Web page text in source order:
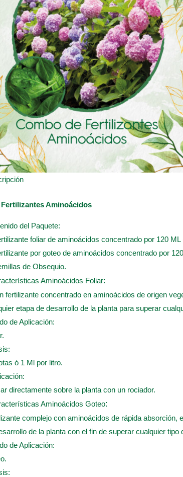
Aminoácidos
del Paquete:
foliar de aminoácidos concentrado por 120 ML
por goteo de aminoácidos concentrado por
de Obsequio.
Aminoácidos Foliar:
fertilizante concentrado en aminoácidos de origen
etapa de desarrollo de la planta para superar
de Aplicación:
ó 1 Ml por litro.
directamente sobre la planta con un rociador.
Aminoácidos Goteo:
complejo con aminoácidos de rápida
de la planta con el fin de superar cualquier tipo
de Aplicación: